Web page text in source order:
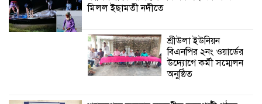
মিলল ইছামতী নদীতে
শ্রীউলা ইউনিয়ন
বিএনপির ২নং ওয়ার্ডের
উদ্যোগে কর্মী সম্মেলন
অনুষ্ঠিত